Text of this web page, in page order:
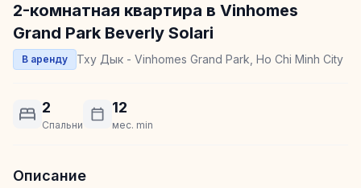
2-комнатная квартира в Vinhomes
Grand Park Beverly Solari
В аренду Тху Дык - Vinhomes Grand Park, Ho Chi Minh City
2
Спальни
12
мес. min
Описание